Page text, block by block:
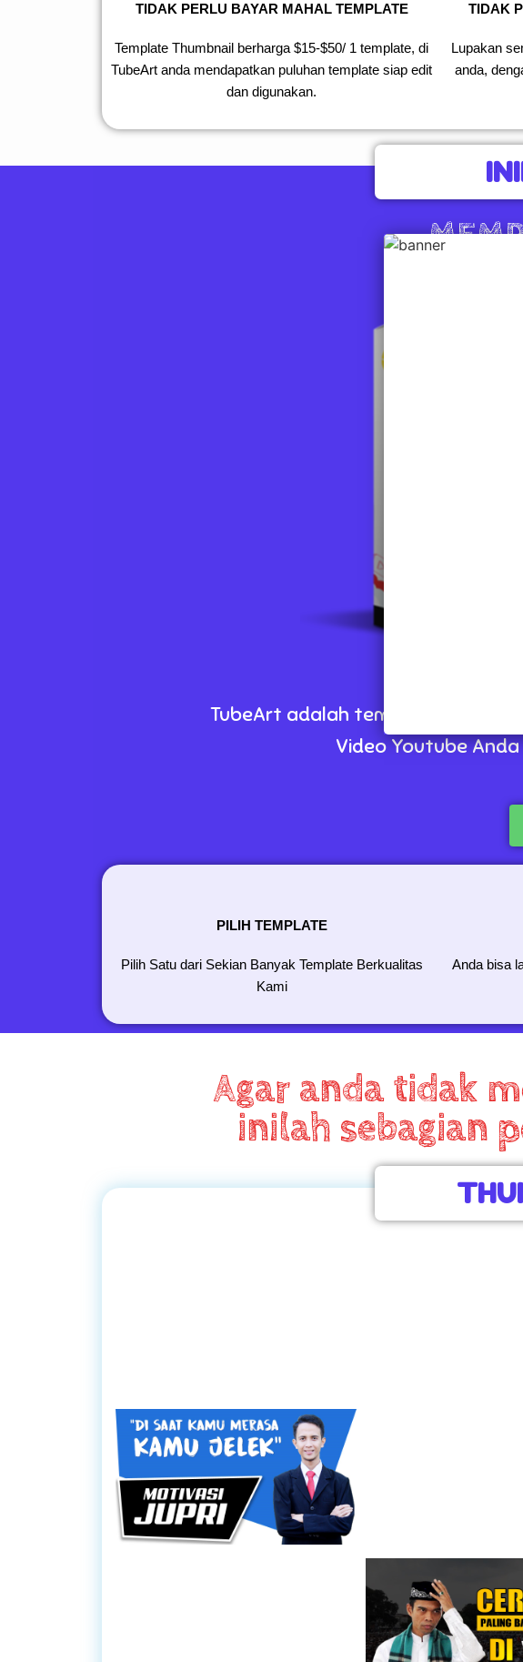
TIDAK PERLU BAYAR MAHAL TEMPLATE
Template Thumbnail berharga $15-$50/ 1 template, di
TubeArt anda mendapatkan puluhan template siap edit
dan digunakan.
TIDAK
Lupakan
anda,
TubeArt adalah template
Video Youtube
PILIH TEMPLATE
Pilih Satu dari Sekian Banyak Template Berkualitas
Kami
Anda bisa
Agar anda tidak
inilah sebagian